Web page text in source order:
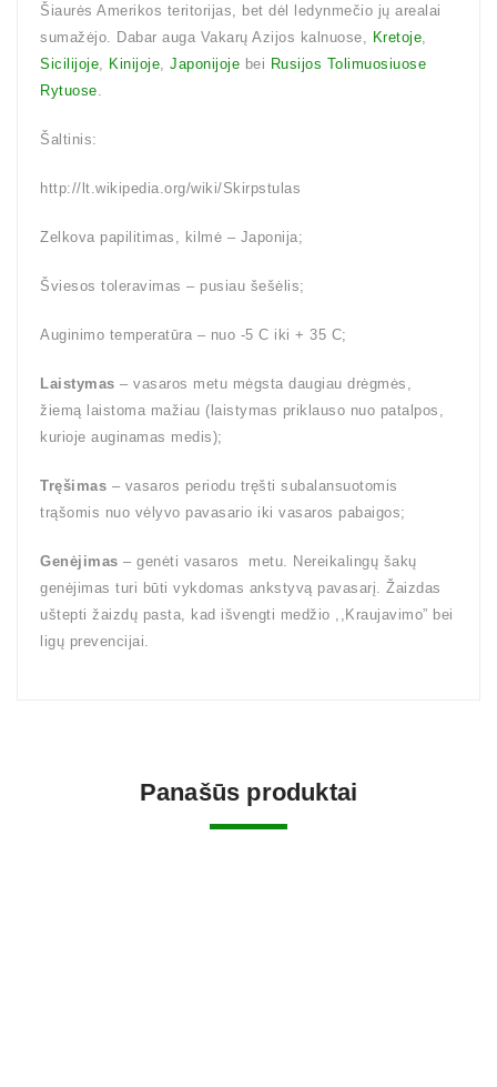
Šiaurės Amerikos teritorijas, bet dėl ledynmečio jų arealai
sumažėjo. Dabar auga Vakarų Azijos kalnuose, Kretoje,
Sicilijoje, Kinijoje, Japonijoje bei Rusijos Tolimuosiuose
Rytuose.
Šaltinis:
http://lt.wikipedia.org/wiki/Skirpstulas
Zelkova papilitimas, kilmė – Japonija;
Šviesos toleravimas – pusiau šešėlis;
Auginimo temperatūra – nuo -5 C iki + 35 C;
Laistymas – vasaros metu mėgsta daugiau drėgmės,
žiemą laistoma mažiau (laistymas priklauso nuo patalpos,
kurioje auginamas medis);
Tręšimas – vasaros periodu tręšti subalansuotomis
trąšomis nuo vėlyvo pavasario iki vasaros pabaigos;
Genėjimas – genėti vasaros metu. Nereikalingų šakų
genėjimas turi būti vykdomas ankstyvą pavasarį. Žaizdas
uštepti žaizdų pasta, kad išvengti medžio ,,Kraujavimo” bei
ligų prevencijai.
Panašūs produktai